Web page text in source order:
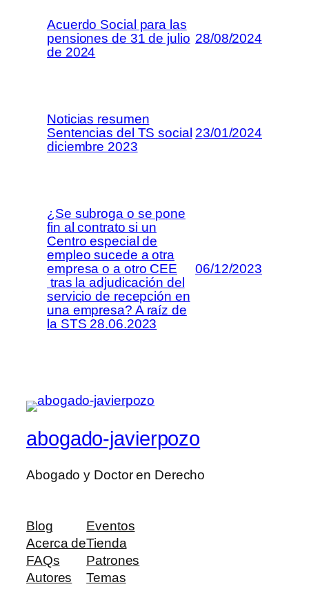
Acuerdo Social para las
pensiones de 31 de julio
de 2024
28/08/2024
Noticias resumen
Sentencias del TS social
diciembre 2023
23/01/2024
¿Se subroga o se pone
fin al contrato si un
Centro especial de
empleo sucede a otra
empresa o a otro CEE
tras la adjudicación del
servicio de recepción en
una empresa? A raíz de
la STS 28.06.2023
06/12/2023
abogado-javierpozo
Abogado y Doctor en Derecho
Blog
Acerca de
FAQs
Autores
Eventos
Tienda
Patrones
Temas